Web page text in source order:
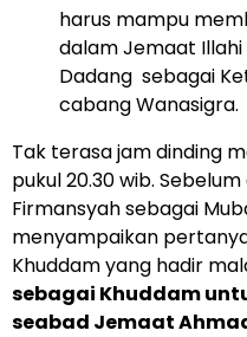
harus mampu
dalam Jemaat Illahi
Dadang sebagai
cabang Wanasigra.
Tak terasa jam dinding
pukul 20.30 wib.
Firmansyah sebagai
menyampaikan
Khuddam yang hadir
sebagai Khuddam
seabad Jemaat